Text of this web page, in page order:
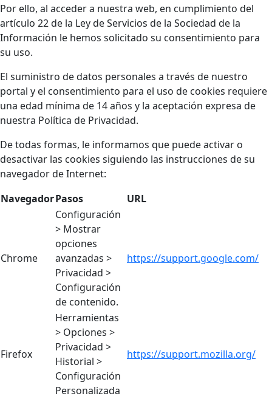
Por ello, al acceder a nuestra web, en cumplimiento del
artículo 22 de la Ley de Servicios de la Sociedad de la
Información le hemos solicitado su consentimiento para
su uso.
El suministro de datos personales a través de nuestro
portal y el consentimiento para el uso de cookies requiere
una edad mínima de 14 años y la aceptación expresa de
nuestra Política de Privacidad.
De todas formas, le informamos que puede activar o
desactivar las cookies siguiendo las instrucciones de su
navegador de Internet:
NavegadorPasos URL
Chrome
Configuración
> Mostrar
opciones
avanzadas >
Privacidad >
Configuración
de contenido.
https://support.google.com/
Firefox
Herramientas
> Opciones >
Privacidad >
Historial >
Configuración
Personalizada
https://support.mozilla.org/